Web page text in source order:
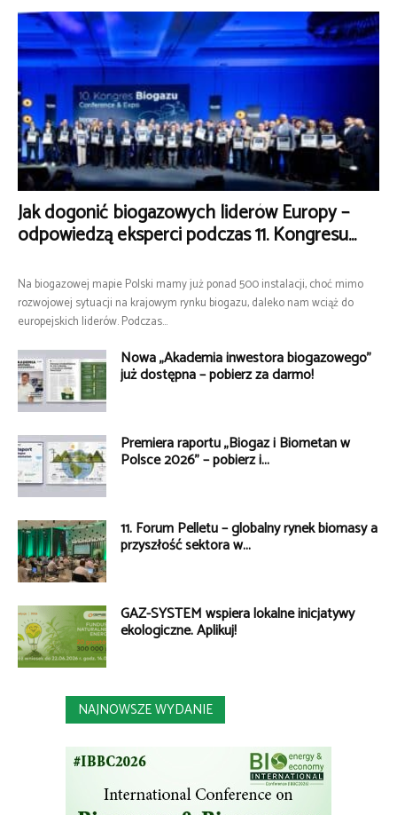
Jak dogonić biogazowych liderów Europy –
odpowiedzą eksperci podczas 11. Kongresu...
Na biogazowej mapie Polski mamy już ponad 500 instalacji, choć mimo
rozwojowej sytuacji na krajowym rynku biogazu, daleko nam wciąż do
europejskich liderów. Podczas...
Nowa „Akademia inwestora biogazowego”
już dostępna – pobierz za darmo!
Premiera raportu „Biogaz i Biometan w
Polsce 2026” – pobierz i...
11. Forum Pelletu – globalny rynek biomasy a
przyszłość sektora w...
GAZ-SYSTEM wspiera lokalne inicjatywy
ekologiczne. Aplikuj!
NAJNOWSZE WYDANIE